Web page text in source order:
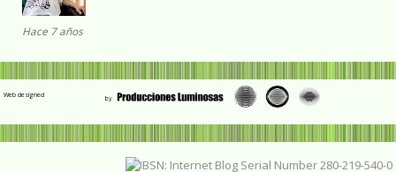
Hace 7 años
Web designed